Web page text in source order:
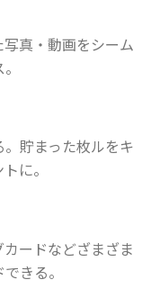
真・動画をシーム
貯まった枚ルをキ
に。
ードなどざまざま
きる。